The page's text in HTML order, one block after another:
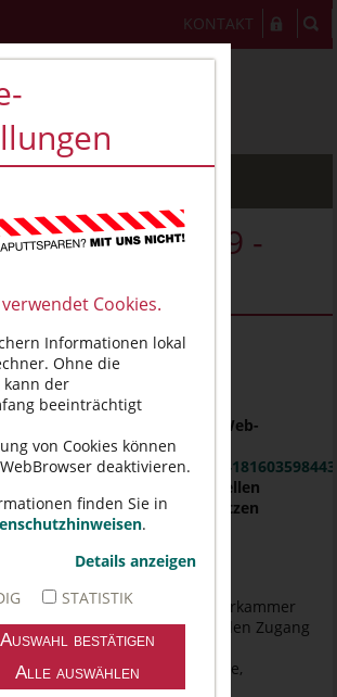
KONTAKT
- VT02909 -
des Jahres 2023
Link können Sie sich für das Web-
register/
dann einen individuellen
den Sie für die Teilnahme nutzen
zur Kenntnis: Die Apothekerkammer
aus organisatorischen Gründen Zugang
aus dem Anmeldeformular.
werden mein Vorname,
Mailadresse erfasst.
Cookies.
Informationen lokal
Ohne die
kann der
beeinträchtigt
von Cookies können
deaktivieren.
finden Sie in
.
Details anzeigen
STATISTIK